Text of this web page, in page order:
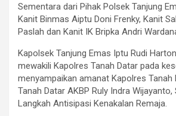
Sementara dari Pihak Polsek Tanjung
Kanit Binmas Aiptu Doni Frenky, Kanit
Paslah dan Kanit IK Bripka Andri
Kapolsek Tanjung Emas Iptu Rudi
mewakili Kapolres Tanah Datar pada
menyampaikan amanat Kapolres Tanah
Tanah Datar AKBP Ruly Indra Wijayanto,
Langkah Antisipasi Kenakalan Remaja.